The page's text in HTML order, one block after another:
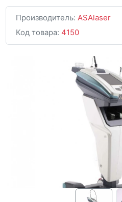
Производитель: ASAlaser
Код товара: 4150